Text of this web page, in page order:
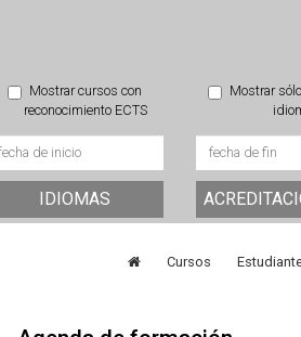
Mostrar cursos con
reconocimiento ECTS
Mostrar
IDIOMAS
Cursos